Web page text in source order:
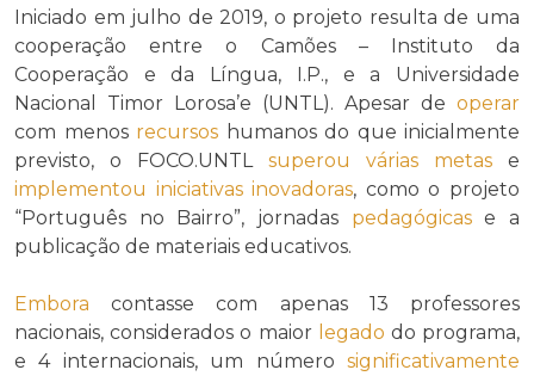
Iniciado em julho de 2019, o projeto resulta de uma
cooperação entre o Camões – Instituto da
Cooperação e da Língua, I.P., e a Universidade
Nacional Timor Lorosa’e (UNTL). Apesar de operar
com menos recursos humanos do que inicialmente
previsto, o FOCO.UNTL superou várias metas e
implementou iniciativas inovadoras, como o projeto
“Português no Bairro”, jornadas pedagógicase a
publicação de materiais educativos.
Embora contasse com apenas 13 professores
nacionais, considerados o maior legado do programa,
e 4 internacionais, um número significativamente